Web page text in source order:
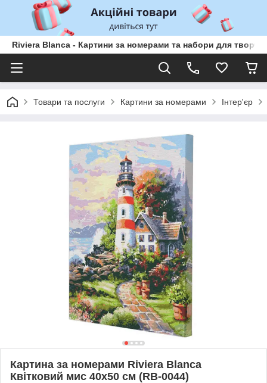
Riviera Blanca - Картини за номерами та набори для
Товари та послуги Картини за номерами Інтер'єр
Картина за номерами Riviera Blanca
Квітковий мис 40x50 см (RB-0044)